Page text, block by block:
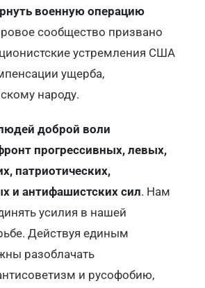
военную операцию
сообщество призвано
устремления США
ущерба,
народу.
доброй воли
прогрессивных, левых,
патриотических,
и антифашистских сил. Нам
усилия в нашей
Действуя единым
разоблачать
и русофобию,